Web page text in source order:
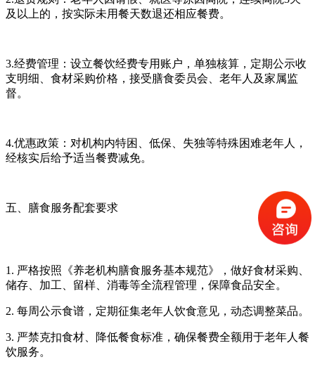
及以上的，按实际未用餐天数退还相应餐费。
3.经费管理：设立餐饮经费专用账户，单独核算，定期公示收
支明细、食材采购价格，接受膳食委员会、老年人及家属监
督。
4.优惠政策：对机构内特困、低保、失独等特殊困难老年人，
经核实后给予适当餐费减免。
五、膳食服务配套要求
1. 严格按照《养老机构膳食服务基本规范》，做好食材采购、
储存、加工、留样、消毒等全流程管理，保障食品安全。
2. 每周公示食谱，定期征集老年人饮食意见，动态调整菜品。
3. 严禁克扣食材、降低餐食标准，确保餐费全额用于老年人餐
饮服务。